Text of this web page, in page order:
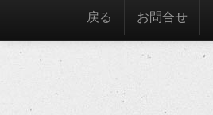
戻る お問合せ